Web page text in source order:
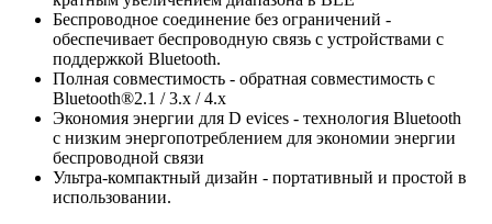
Беспроводное соединение без ограничений -
обеспечивает беспроводную связь с устройствами с
поддержкой Bluetooth.
Полная совместимость - обратная совместимость с
Bluetooth®2.1 / 3.x / 4.x
Экономия энергии для D evices - технология Bluetooth
с низким энергопотреблением для экономии энергии
беспроводной связи
Ультра-компактный дизайн - портативный и простой в
использовании.